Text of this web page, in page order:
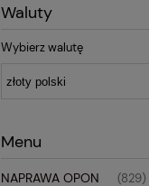
Waluty
Wybierz walutę
Menu
NAPRAWA OPON (829)